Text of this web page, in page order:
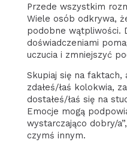
Przede wszystkim
Wiele osób odkrywa,
podobne wątpliwości.
doświadczeniami
uczucia i zmniejszyć
Skupiaj się na faktach,
zdałeś/łaś kolokwia,
dostałeś/łaś się na
Emocje mogą
wystarczająco dobry/
czymś innym.